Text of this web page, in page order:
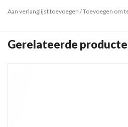
Aan verlanglijst toevoegen /Toevoegen om
Gerelateerde